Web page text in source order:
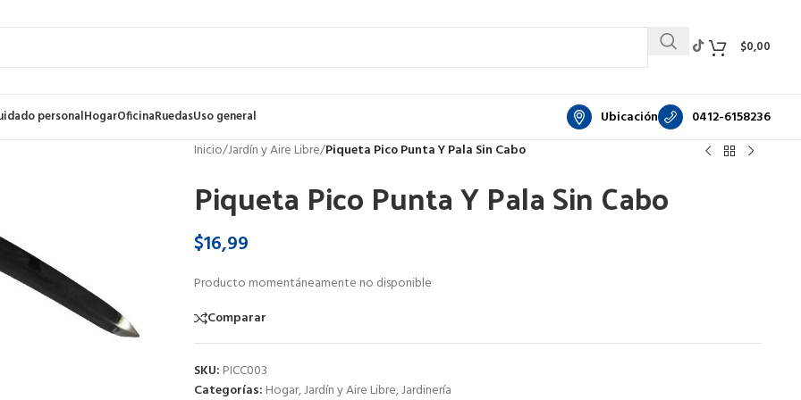
$0,00
personalHogarOficinaRuedasUso general Ubicación 0412-6158236
Inicio/Jardín y Aire Libre/Piqueta Pico Punta Y Pala Sin Cabo
Piqueta Pico Punta Y Pala Sin Cabo
$16,99
Producto momentáneamente no disponible
Comparar
SKU: PICC003
Categorías: Hogar,Jardín y Aire Libre,Jardinería